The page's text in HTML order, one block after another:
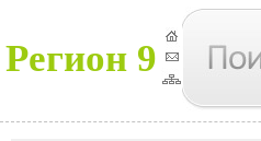
Регион 9